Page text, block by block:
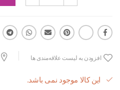
افزودن به لیست علاقه‌مندی ها
این کالا موجود نمی باشد.